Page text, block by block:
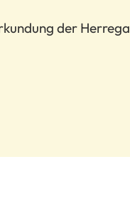
der